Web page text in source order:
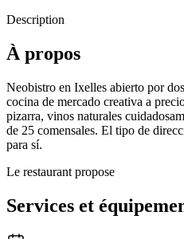
Description
À propos
Neobistro en Ixelles abierto por
cocina de mercado creativa a
pizarra, vinos naturales
de 25 comensales. El tipo de
para sí.
Le restaurant propose
Services et